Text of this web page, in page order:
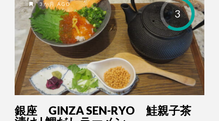
3
3か月 AGO
銀座 GINZA SEN-RYO 鮭親子茶